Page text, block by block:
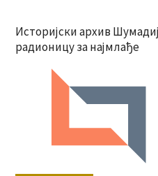
Историјски архив
радионицу за најмлађе